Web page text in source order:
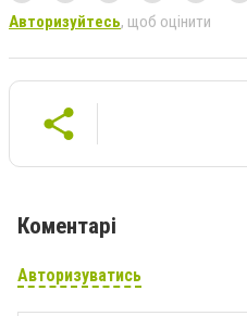
Авторизуйтесь, щоб оцінити
Коментарі
Авторизуватись